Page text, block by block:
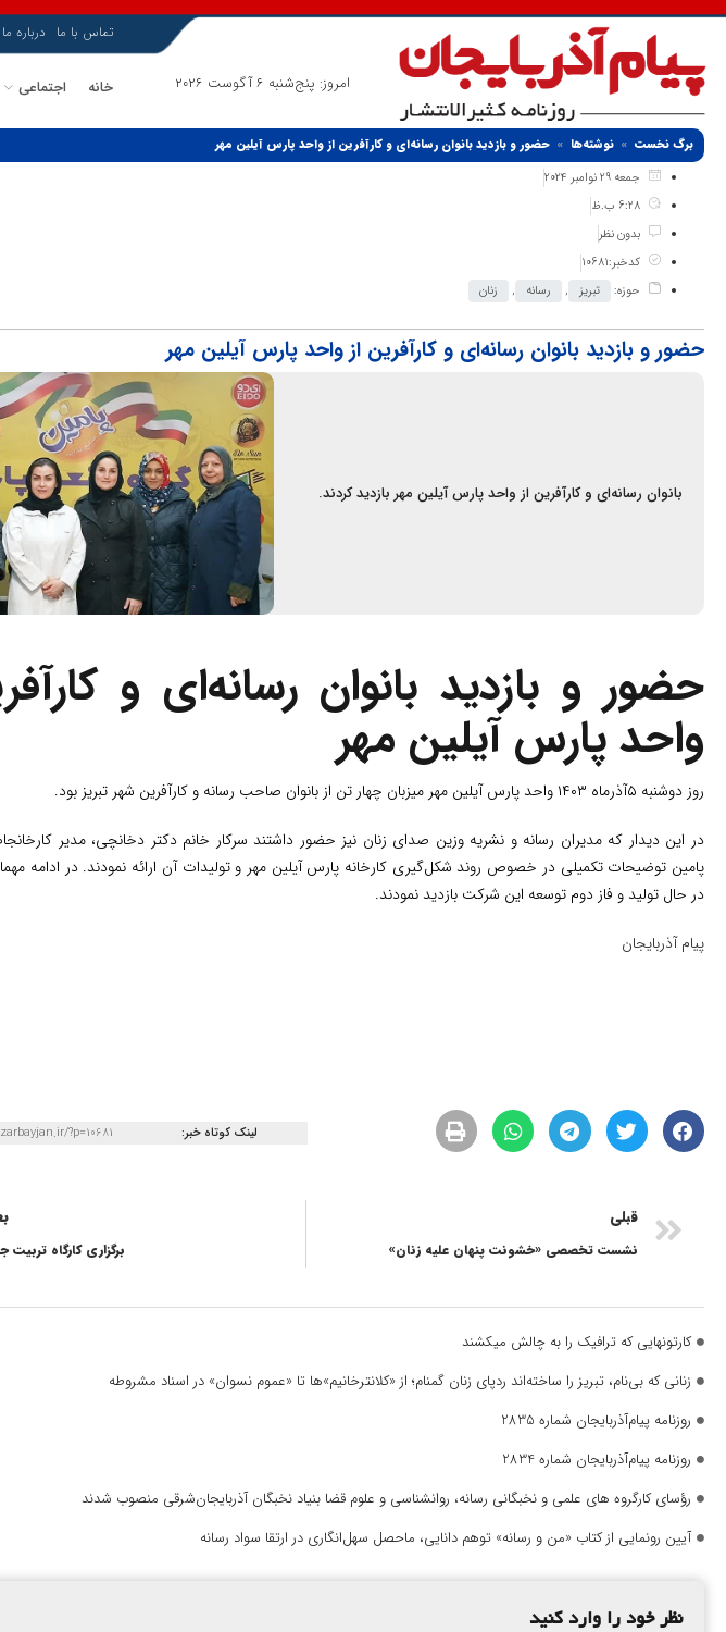
امروز: پنج‌شنبه 6 آگوست 2026
تماس با ما درباره ما
خانه اجتماعی
برگ نخست نوشته‌ها
حضور و بازدید بانوان رسانه‌ای و کارآفرین از واحد پارس آیلین مهر
جمعه 29 نوامبر 2024
6:28 ب.ظ
بدون نظر
کدخبر:10681
حوزه:
تبریز , رسانه , زنان
حضور و بازدید بانوان رسانه‌ای و کارآفرین از واحد پارس آیلین مهر
بانوان رسانه‌ای و کارآفرین از واحد پارس آیلین مهر بازدید کردند.
حضور و بازدید بانوان رسانه‌ای و
واحد پارس آیلین مهر
روز دوشنبه ۵آذرماه ۱۴۰۳ واحد پارس آیلین مهر میزبان چهار تن از بانوان صاحب رسانه و کارآفرین شهر تبریز بود.
در این دیدار که مدیران رسانه و نشریه وزین صدای زنان نیز حضور داشتند سرکار خانم دکتر دخانچی، مدیر
پامین توضیحات تکمیلی در خصوص روند شکل‌گیری کارخانه پارس آیلین مهر و تولیدات آن ارائه نمودند. در ادامه
در حال تولید و فاز دوم توسعه این شرکت بازدید نمودند.
پیام آذربایجان
لینک کوتاه خبر: ?p=10681
قبلی
نشست تخصصی «خشونت‌ پنهان علیه زنان» برگزاری کارگاه
کارتونهایی که ترافیک را به چالش میکشند
زنانی که بی‌نام، تبریز را ساخته‌اند ردپای زنان گمنام؛ از «کلانترخانیم»ها تا «عموم نسوان» در اسناد مشروطه
روزنامه پیام‌آذربایجان شماره 2835
روزنامه پیام‌آذربایجان شماره 2834
رؤسای کارگروه های علمی و نخبگانی رسانه، روانشناسی و علوم قضا بنیاد نخبگان آذربایجان‌شرقی منصوب شدند
آیین رونمایی از کتاب «من و رسانه» توهم دانایی، ماحصل سهل‌انگاری در ارتقا سواد رسانه
نظر خود را وارد کنید